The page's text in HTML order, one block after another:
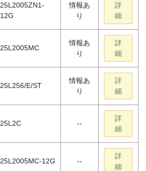
25L2005ZN1-
12G
情報あ
り
詳
細
25L2005MC
情報あ
り
詳
細
25L256/E/ST
情報あ
り
詳
細
25L2C --
詳
細
25L2005MC-12G --
詳
細